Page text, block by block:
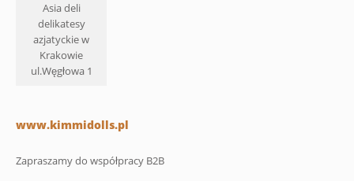
Asia deli
delikatesy
azjatyckie w
Krakowie
ul.Węgłowa 1
www.kimmidolls.pl
Zapraszamy do współpracy B2B